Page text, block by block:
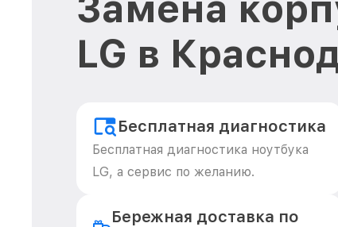
LG в
Бесплатная диагностика
Бесплатная диагностика ноутбука
LG, а сервис по желанию.
Бережная доставка по